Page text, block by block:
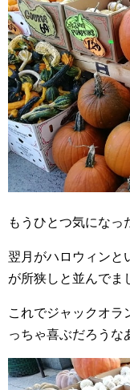
もうひとつ気になっ
翌月がハロウィンと
が所狭しと並んでま
これでジャックオラ
っちゃ喜ぶだろうな